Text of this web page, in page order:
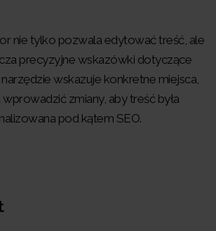
nie tylko pozwala edytować treść, ale
precyzyjne wskazówki dotyczące
wskazuje konkretne miejsca,
zmiany, aby treść była
pod kątem SEO.